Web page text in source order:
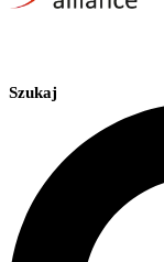
Szukaj